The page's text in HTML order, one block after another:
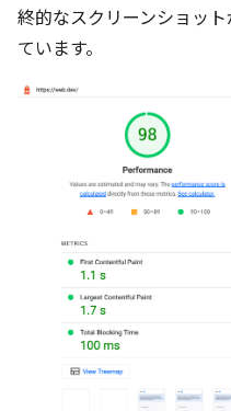
終的なスクリーンショッ
ています。